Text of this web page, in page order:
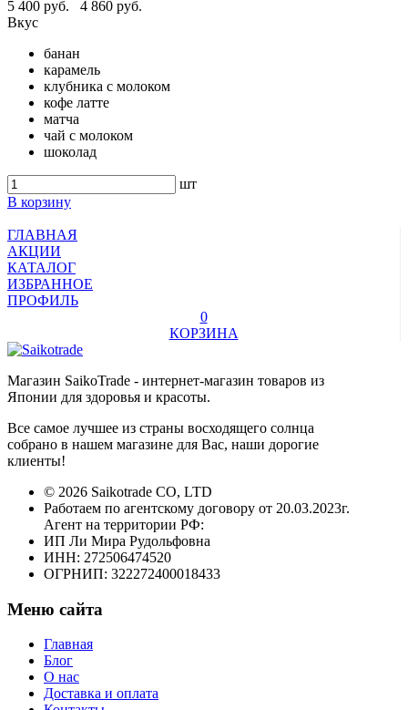
5 400 руб.
4 860 руб.
Вкус
банан
карамель
клубника с молоком
кофе латте
матча
чай с молоком
шоколад
шт
В корзину
ГЛАВНАЯ
АКЦИИ
КАТАЛОГ
ИЗБРАННОЕ
ПРОФИЛЬ
0
КОРЗИНА
Магазин SaikoTrade - интернет-магазин товаров из
Японии для здоровья и красоты.
Все самое лучшее из страны восходящего солнца
собрано в нашем магазине для Вас, наши дорогие
клиенты!
© 2026 Saikotrade CO, LTD
Работаем по агентскому договору от 20.03.2023г.
Агент на территории РФ:
ИП Ли Мира Рудольфовна
ИНН: 272506474520
ОГРНИП: 322272400018433
Меню сайта
Главная
Блог
О нас
Доставка и оплата